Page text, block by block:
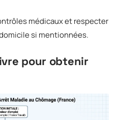
médicaux et respecter
si mentionnées.
pour obtenir